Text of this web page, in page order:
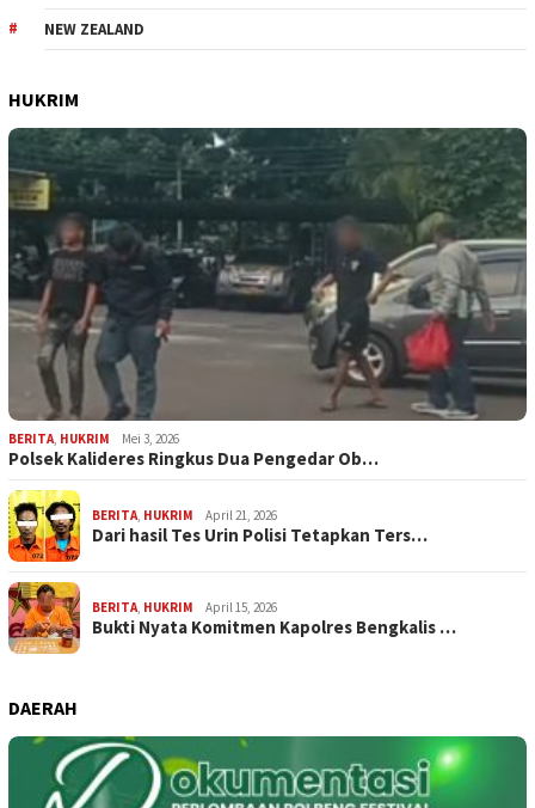
NEW ZEALAND
HUKRIM
BERITA, HUKRIM Mei 3, 2026
Polsek Kalideres Ringkus Dua Pengedar Ob…
BERITA, HUKRIM April 21, 2026
Dari hasil Tes Urin Polisi Tetapkan Ters…
BERITA, HUKRIM April 15, 2026
Bukti Nyata Komitmen Kapolres Bengkalis …
DAERAH